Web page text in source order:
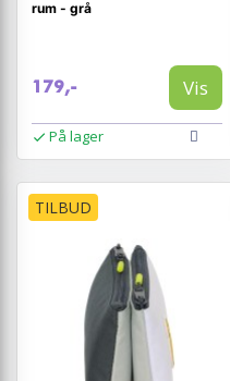
rum - grå
179,- Vis
På lager
TILBUD